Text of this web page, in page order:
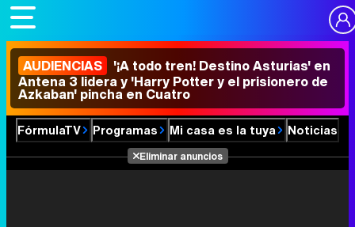
AUDIENCIAS '¡A todo tren! Destino Asturias' en
Antena 3 lidera y 'Harry Potter y el prisionero de
Azkaban' pincha en Cuatro
FórmulaTV Programas Mi casa es la tuya Noticias
Eliminar anuncios